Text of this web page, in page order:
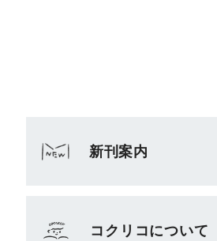
新刊案内
コクリコについて